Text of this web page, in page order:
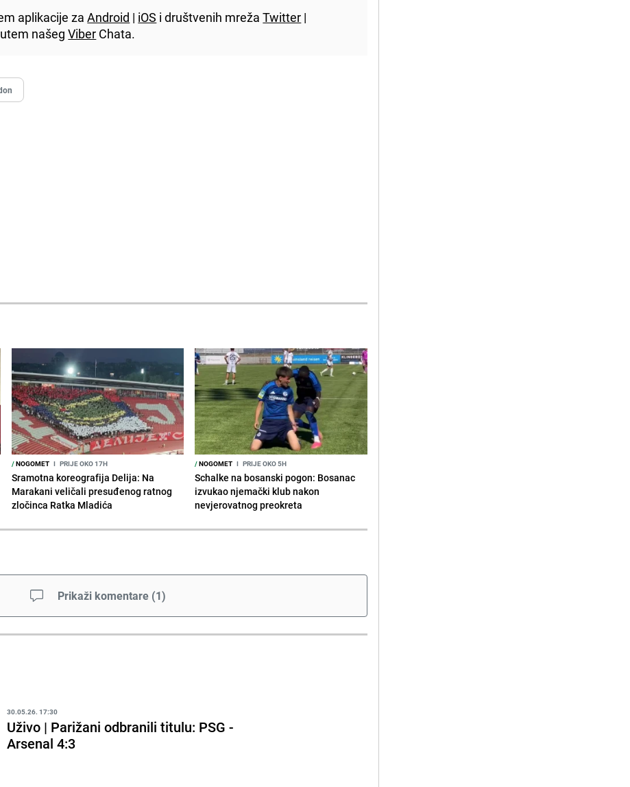
aplikacije zaAndroid | iOS i društvenih mrežaTwitter |
našegViber Chata.
/NOGOMET I PRIJE OKO 17H
Sramotna koreografija Delija: Na
Marakani veličali presuđenog ratnog
zločinca Ratka Mladića
/NOGOMET I PRIJE OKO 5H
Schalke na bosanski pogon: Bosanac
izvukao njemački klub nakon
nevjerovatnog preokreta
Prikaži komentare (1)
30.05.26. 17:30
Uživo | Parižani odbranili titulu: PSG -
Arsenal 4:3